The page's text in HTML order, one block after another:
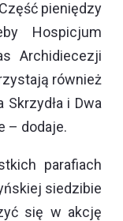
pieniędzy
Hospicjum
Archidiecezji
również
i Dwa
– dodaje.
parafiach
siedzibie
się w akcję